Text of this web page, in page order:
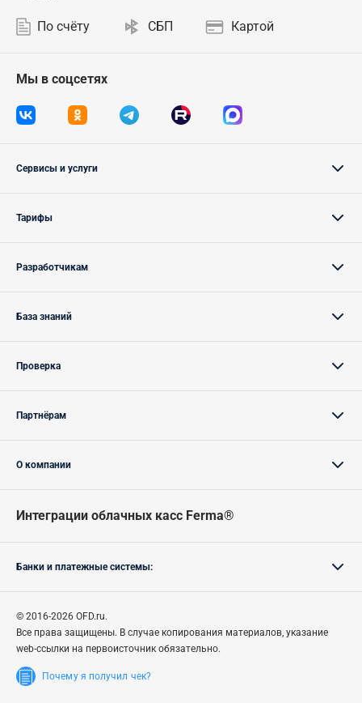
Мы в соцсетях
По счёту СБП Картой
Сервисы и услуги
Тарифы
Разработчикам
База знаний
Проверка
Партнёрам
О компании
Интеграции облачных касс Ferma®
Банки и платежные системы:
© 2016-2026 OFD.ru.
Все права защищены. В случае копирования материалов, указание
web-ссылки на первоисточник обязательно.
Почему я получил чек?